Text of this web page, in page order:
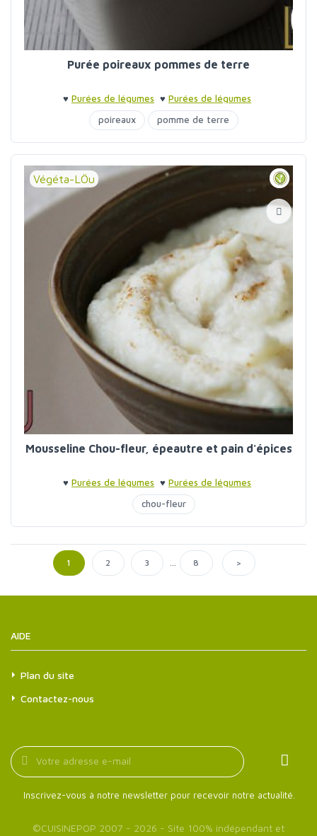
Purée poireaux pommes de terre
♥ Purées de légumes ♥ Purées de légumes
poireaux
pomme de terre
Végéta-LÖu
Mousseline Chou-fleur, épeautre et pain d'épices
♥ Purées de légumes ♥ Purées de légumes
chou-fleur
1 2 3 ... 8 >
AIDE
Plan du site
Contactez-nous
Inscrivez-vous à notre newsletter pour recevoir notre actualité.
©CUISINEPOP 2007 - 2026 - Site 100% indépendant et